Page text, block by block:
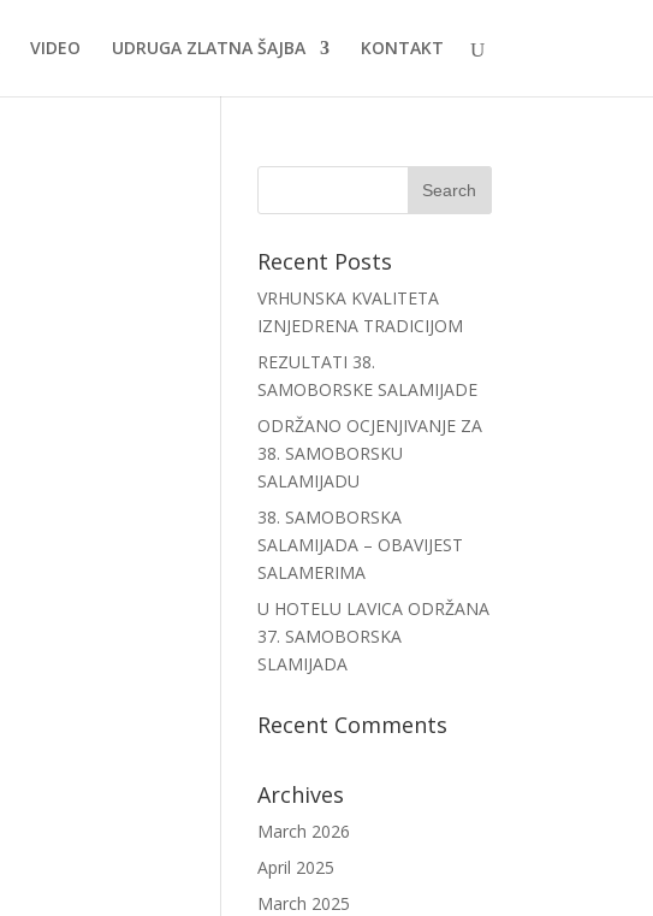
VIDEO UDRUGA ZLATNA ŠAJBA KONTAKT
Recent Posts
VRHUNSKA KVALITETA
IZNJEDRENA TRADICIJOM
REZULTATI 38.
SAMOBORSKE SALAMIJADE
ODRŽANO OCJENJIVANJE ZA
38. SAMOBORSKU
SALAMIJADU
38. SAMOBORSKA
SALAMIJADA – OBAVIJEST
SALAMERIMA
U HOTELU LAVICA ODRŽANA
37. SAMOBORSKA
SLAMIJADA
Recent Comments
Archives
March 2026
April 2025
March 2025